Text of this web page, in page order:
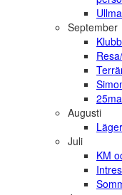
September
Augusti
Juli
KM